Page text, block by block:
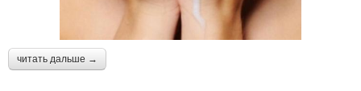
читать дальше →